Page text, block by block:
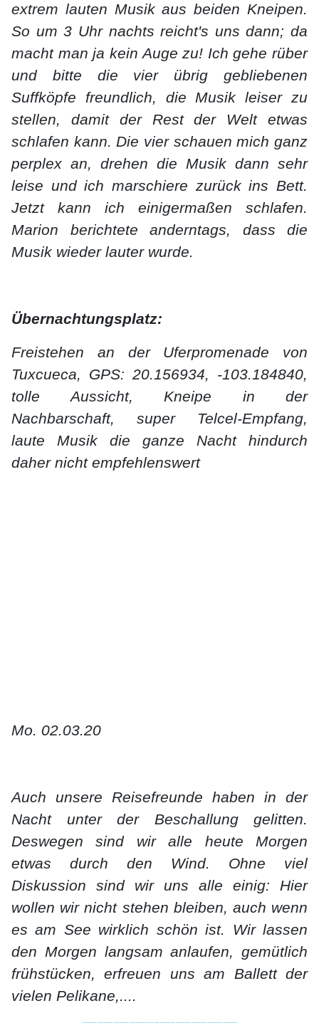
extrem lauten Musik aus beiden Kneipen.
So um 3 Uhr nachts reicht's uns dann; da
macht man ja kein Auge zu! Ich gehe rüber
und bitte die vier übrig gebliebenen
Suffköpfe freundlich, die Musik leiser zu
stellen, damit der Rest der Welt etwas
schlafen kann. Die vier schauen mich ganz
perplex an, drehen die Musik dann sehr
leise und ich marschiere zurück ins Bett.
Jetzt kann ich einigermaßen schlafen.
Marion berichtete anderntags, dass die
Musik wieder lauter wurde.
Übernachtungsplatz:
Freistehen an der Uferpromenade von
Tuxcueca, GPS: 20.156934, -103.184840,
tolle Aussicht, Kneipe in der
Nachbarschaft, super Telcel-Empfang,
laute Musik die ganze Nacht hindurch
daher nicht empfehlenswert
Mo. 02.03.20
Auch unsere Reisefreunde haben in der
Nacht unter der Beschallung gelitten.
Deswegen sind wir alle heute Morgen
etwas durch den Wind. Ohne viel
Diskussion sind wir uns alle einig: Hier
wollen wir nicht stehen bleiben, auch wenn
es am See wirklich schön ist. Wir lassen
den Morgen langsam anlaufen, gemütlich
frühstücken, erfreuen uns am Ballett der
vielen Pelikane,....